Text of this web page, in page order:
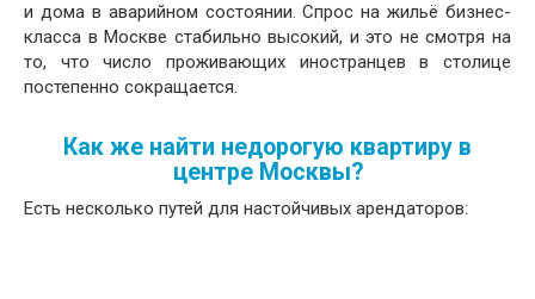
и дома в аварийном состоянии. Спрос на жильё бизнес-
класса в Москве стабильно высокий, и это не смотря на
то, что число проживающих иностранцев в столице
постепенно сокращается.
Как же найти недорогую квартиру в
центре Москвы?
Есть несколько путей для настойчивых арендаторов: